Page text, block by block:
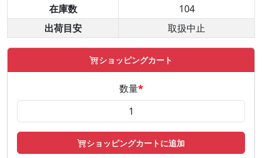
在庫数
104
出荷目安
取扱中止
ショッピングカート
数量*
ショッピングカートに追加